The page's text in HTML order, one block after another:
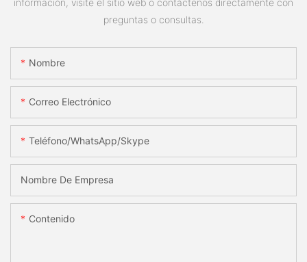
información, visite el sitio web o contáctenos directamente con
preguntas o consultas.
Nombre
Correo Electrónico
Teléfono/WhatsApp/Skype
Nombre De Empresa
Contenido